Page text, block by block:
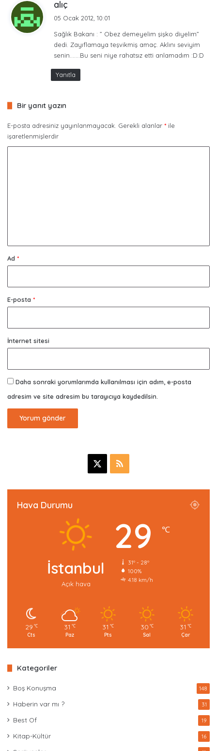
Geçsin mi 2011 istiyo musunuz hala !!!
2011 çılgın proje deprem kriz
şike konusu terör
alıç
i
k
i
:
05 Ocak 2012, 10:01
Sağlık Bakanı : ” Obez demeyelim şişko diyelim”
dedi. Zayıflamaya teşvikmiş amaç. Aklını seviyim
senin…….Bu seni niye rahatsız etti anlamadım :D:D
Yanıtla
Bir yanıt yazın
E-posta adresiniz yayınlanmayacak. Gerekli alanlar * ile
işaretlenmişlerdir
Ad *
E-posta *
İnternet sitesi
Daha sonraki yorumlarımda kullanılması için adım, e-posta
adresim ve site adresim bu tarayıcıya kaydedilsin.
Hava Durumu
İstanbul
Açık hava
29 ℃
31º - 28º
100%
4.18 km/h
29 ℃
Cts
31 ℃
Paz
31 ℃
Pts
30 ℃
Sal
31 ℃
Çar
Kategoriler
Boş Konuşma 148
Haberin var mı ? 31
Best Of 19
Kitap-Kültür 16